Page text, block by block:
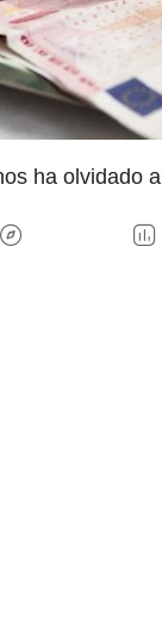
ha olvidado